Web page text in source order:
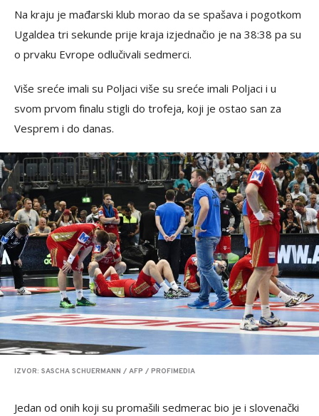
Na kraju je mađarski klub morao da se spašava i pogotkom
Ugaldea tri sekunde prije kraja izjednačio je na 38:38 pa su
o prvaku Evrope odlučivali sedmerci.
Više sreće imali su Poljaci više su sreće imali Poljaci i u
svom prvom finalu stigli do trofeja, koji je ostao san za
Vesprem i do danas.
IZVOR: SASCHA SCHUERMANN / AFP / PROFIMEDIA
Jedan od onih koji su promašili sedmerac bio je i slovenački